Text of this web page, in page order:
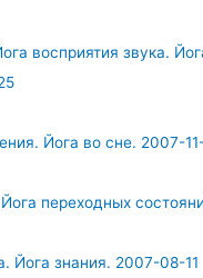
восприятия звука.
Йога во сне. 2007-
переходных
Йога знания. 2007-08-11